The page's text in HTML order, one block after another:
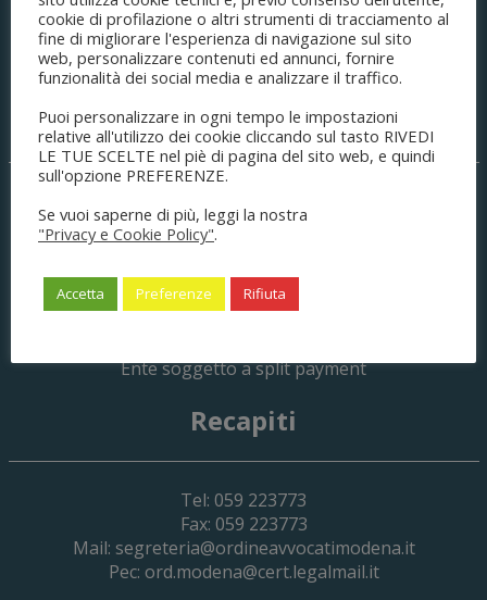
di Modena
Sede legale
C.so Canalgrande, 77
41121Modena
C.F. 80008490361
P.IVA 03404120366
Ente soggetto a split payment
Recapiti
Tel: 059 223773
Fax: 059 223773
Mail: segreteria@ordineavvocatimodena.it
Pec: ord.modena@cert.legalmail.it
cookie di profilazione o altri strumenti di tracciamento al
fine di migliorare l'esperienza di navigazione sul sito
web, personalizzare contenuti ed annunci, fornire
funzionalità dei social media e analizzare il traffico.
Puoi personalizzare in ogni tempo le impostazioni
relative all'utilizzo dei cookie cliccando sul tasto RIVEDI
LE TUE SCELTE nel piè di pagina del sito web, e quindi
sull'opzione PREFERENZE.
Se vuoi saperne di più, leggi la nostra
"Privacy e Cookie Policy".
Accetta Preferenze Rifiuta